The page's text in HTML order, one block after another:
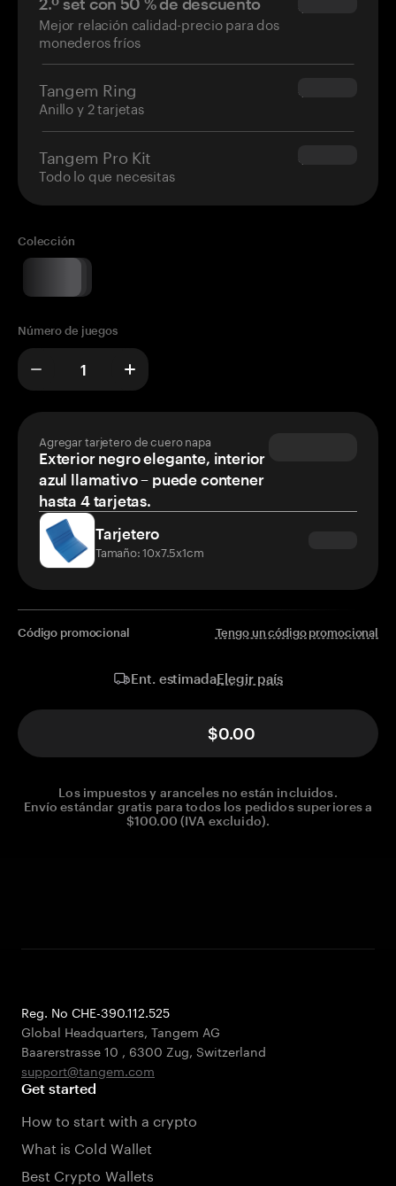
Mejor relación calidad-precio para dos
monederos fríos
$34.95
Tangem Ring
Anillo y 2 tarjetas
$160.00
Tangem Pro Kit
Todo lo que necesitas
$180.00
Colección
Número de juegos
Agregar tarjetero de cuero napa
Exterior negro elegante, interior
azul llamativo – puede contener
hasta 4 tarjetas.
Tarjetero
Tamaño: 10x7.5x1cm
Código promocional Tengo un código promocional
Ent. estimadaElegir país
$0.00
Los impuestos y aranceles no están incluidos.
Envío estándar gratis para todos los pedidos superiores a
$100.00 (IVA excluido).
Reg. No CHE-390.112.525
Global Headquarters, Tangem AG
Baarerstrasse 10 , 6300 Zug, Switzerland
support@tangem.com
Get started
How to start with a crypto
What is Cold Wallet
Best Crypto Wallets